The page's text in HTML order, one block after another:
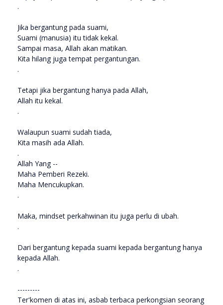
.
Jika bergantung pada suami,
Suami (manusia) itu tidak kekal.
Sampai masa, Allah akan matikan.
Kita hilang juga tempat pergantungan.
.
Tetapi jika bergantung hanya pada Allah,
Allah itu kekal.
.
Walaupun suami sudah tiada,
Kita masih ada Allah.
.
Allah Yang --
Maha Pemberi Rezeki.
Maha Mencukupkan.
.
Maka, mindset perkahwinan itu juga perlu di ubah.
.
Dari bergantung kepada suami kepada bergantung hanya
kepada Allah.
.
---------
Ter'komen di atas ini, asbab terbaca perkongsian seorang